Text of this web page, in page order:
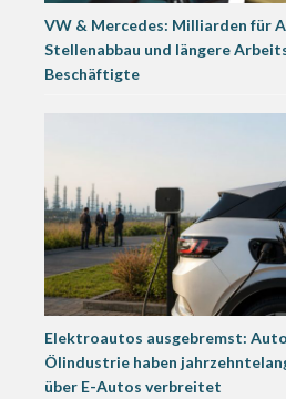
VW & Mercedes: Milliarden für
Stellenabbau und längere
Beschäftigte
Elektroautos ausgebremst:
Ölindustrie haben
über E-Autos verbreitet